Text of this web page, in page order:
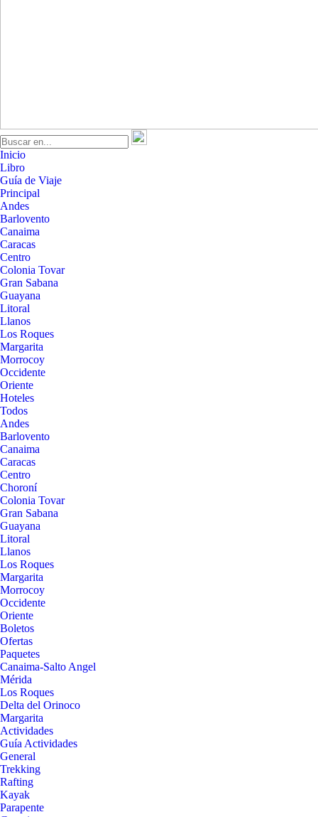
Inicio
Libro
Guía de Viaje
Principal
Andes
Barlovento
Canaima
Caracas
Centro
Colonia Tovar
Gran Sabana
Guayana
Litoral
Llanos
Los Roques
Margarita
Morrocoy
Occidente
Oriente
Hoteles
Todos
Andes
Barlovento
Canaima
Caracas
Centro
Choroní
Colonia Tovar
Gran Sabana
Guayana
Litoral
Llanos
Los Roques
Margarita
Morrocoy
Occidente
Oriente
Boletos
Ofertas
Paquetes
Canaima-Salto Angel
Mérida
Los Roques
Delta del Orinoco
Margarita
Actividades
Guía Actividades
General
Trekking
Rafting
Kayak
Parapente